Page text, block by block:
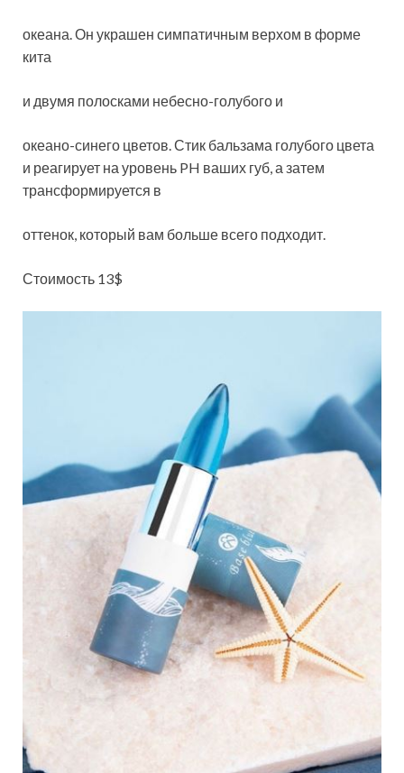
океана. Он украшен симпатичным верхом в форме
кита
и двумя полосками небесно-голубого и
океано-синего цветов. Стик бальзама голубого цвета
и реагирует на уровень PH ваших губ, а затем
трансформируется в
оттенок, который вам больше всего подходит.
Стоимость 13$